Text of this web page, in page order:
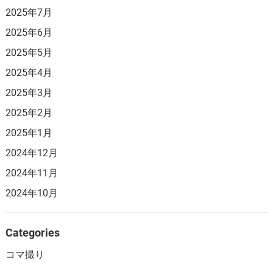
2025年7月
2025年6月
2025年5月
2025年4月
2025年3月
2025年2月
2025年1月
2024年12月
2024年11月
2024年10月
Categories
コマ撮り